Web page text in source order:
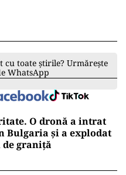
cu toate știrile? Urmărește
WhatsApp
O dronă a intrat
Bulgaria şi a explodat
de graniţă